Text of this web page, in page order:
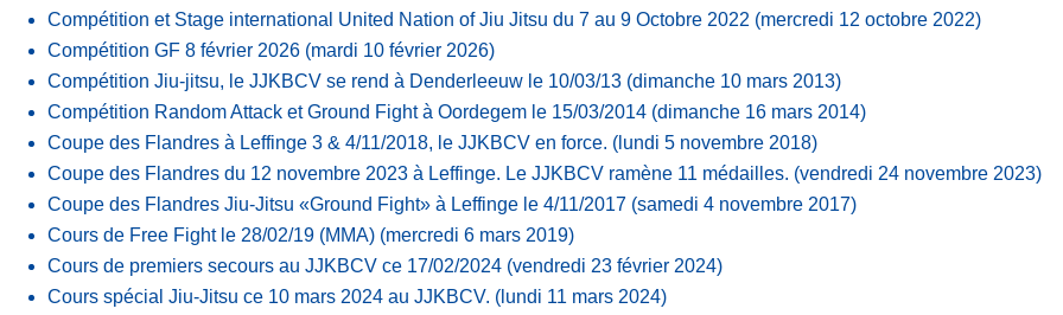
Compétition et Stage international United Nation of Jiu Jitsu du 7 au 9 Octobre 2022 (mercredi 12 octobre 2022)
Compétition GF 8 février 2026 (mardi 10 février 2026)
Compétition Jiu-jitsu, le JJKBCV se rend à Denderleeuw le 10/03/13 (dimanche 10 mars 2013)
Compétition Random Attack et Ground Fight à Oordegem le 15/03/2014 (dimanche 16 mars 2014)
Coupe des Flandres à Leffinge 3 & 4/11/2018, le JJKBCV en force. (lundi 5 novembre 2018)
Coupe des Flandres du 12 novembre 2023 à Leffinge. Le JJKBCV ramène 11 médailles. (vendredi 24 novembre 2023)
Coupe des Flandres Jiu-Jitsu «Ground Fight» à Leffinge le 4/11/2017 (samedi 4 novembre 2017)
Cours de Free Fight le 28/02/19 (MMA) (mercredi 6 mars 2019)
Cours de premiers secours au JJKBCV ce 17/02/2024 (vendredi 23 février 2024)
Cours spécial Jiu-Jitsu ce 10 mars 2024 au JJKBCV. (lundi 11 mars 2024)